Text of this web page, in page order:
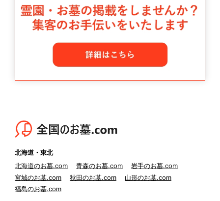
北海道・東北
北海道のお墓.com
青森のお墓.com
岩手のお墓.com
宮城のお墓.com
秋田のお墓.com
山形のお墓.com
福島のお墓.com